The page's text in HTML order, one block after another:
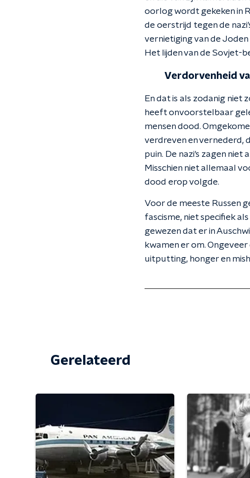
oorlog wordt gekeken in
de oerstrijd tegen de
vernietiging van de
Het lijden van de Sovjet-
Verdorvenheid
En dat is als zodanig niet
heeft onvoorstelbaar
mensen dood.
verdreven en vernederd,
puin. De nazi's zagen niet
Misschien niet allemaal
dood erop volgde.
Voor de meeste Russen
fascisme, niet specifiek
gewezen dat er in
kwamen er om.
uitputting, honger en
Gerelateerd